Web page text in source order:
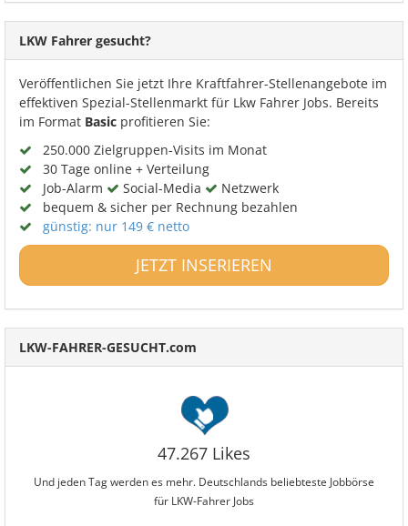
LKW Fahrer gesucht?
Veröffentlichen Sie jetzt Ihre Kraftfahrer-Stellenangebote im
effektiven Spezial-Stellenmarkt für Lkw Fahrer Jobs. Bereits
im Format Basic profitieren Sie:
250.000 Zielgruppen-Visits im Monat
30 Tage online + Verteilung
Job-Alarm
Social-Media
Netzwerk
bequem & sicher per Rechnung bezahlen
günstig: nur 149 € netto
JETZT INSERIEREN
LKW-FAHRER-GESUCHT.com
47.267 Likes
Und jeden Tag werden es mehr. Deutschlands beliebteste Jobbörse
für LKW-Fahrer Jobs